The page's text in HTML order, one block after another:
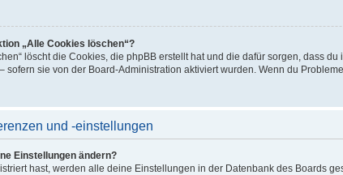
„Alle Cookies löschen“?
löscht die Cookies, die phpBB erstellt hat und die dafür sorgen, dass
– sofern sie von der Board-Administration aktiviert wurden. Wenn du
und -einstellungen
Einstellungen ändern?
hast, werden alle deine Einstellungen in der Datenbank des Boards